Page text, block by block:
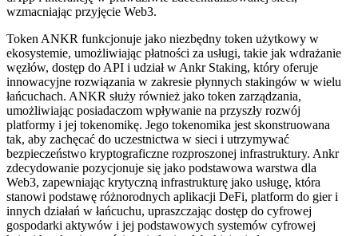
wzmacniając przyjęcie Web3.
Token ANKR funkcjonuje jako niezbędny token użytkowy w
ekosystemie, umożliwiając płatności za usługi, takie jak wdrażanie
węzłów, dostęp do API i udział w Ankr Staking, który oferuje
innowacyjne rozwiązania w zakresie płynnych stakingów w wielu
łańcuchach. ANKR służy również jako token zarządzania,
umożliwiając posiadaczom wpływanie na przyszły rozwój
platformy i jej tokenomikę. Jego tokenomika jest skonstruowana
tak, aby zachęcać do uczestnictwa w sieci i utrzymywać
bezpieczeństwo kryptograficzne rozproszonej infrastruktury. Ankr
zdecydowanie pozycjonuje się jako podstawowa warstwa dla
Web3, zapewniając krytyczną infrastrukturę jako usługę, która
stanowi podstawę różnorodnych aplikacji DeFi, platform do gier i
innych działań w łańcuchu, upraszczając dostęp do cyfrowej
gospodarki aktywów i jej podstawowych systemów cyfrowej